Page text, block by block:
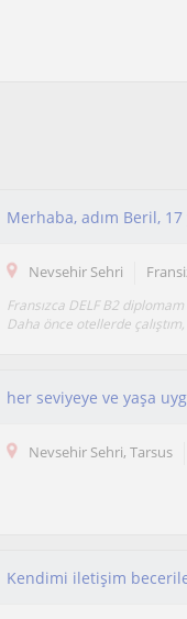
Nevsehir Sehri
Fransızca DELF B2
Daha önce otellerde
her seviyeye ve yaşa
Nevsehir Sehri, Tarsus